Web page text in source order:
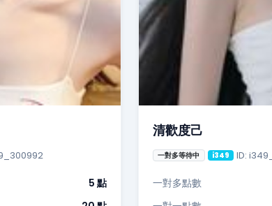
5 點
清歡度己
一對多等待中 i349 ID:
一對多點數